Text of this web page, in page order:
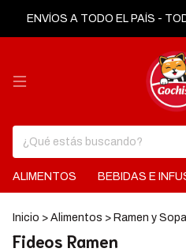
ENVÍOS A TODO EL PAÍS -
ALIMENTOS BEBIDAS E
Inicio > Alimentos > Ramen y
Fideos Ramen